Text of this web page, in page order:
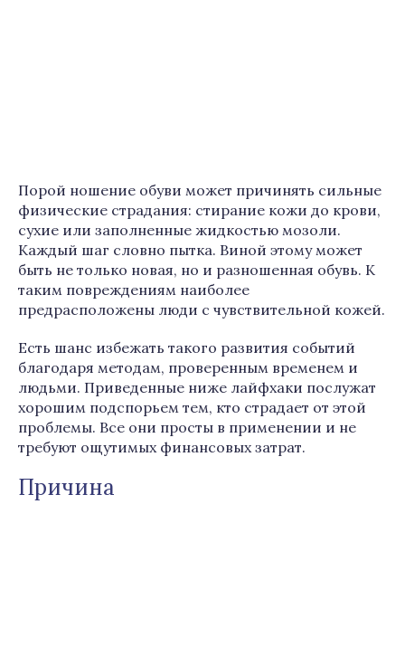
Порой ношение обуви может причинять сильные
физические страдания: стирание кожи до крови,
сухие или заполненные жидкостью мозоли.
Каждый шаг словно пытка. Виной этому может
быть не только новая, но и разношенная обувь. К
таким повреждениям наиболее
предрасположены люди с чувствительной кожей.
Есть шанс избежать такого развития событий
благодаря методам, проверенным временем и
людьми. Приведенные ниже лайфхаки послужат
хорошим подспорьем тем, кто страдает от этой
проблемы. Все они просты в применении и не
требуют ощутимых финансовых затрат.
Причина